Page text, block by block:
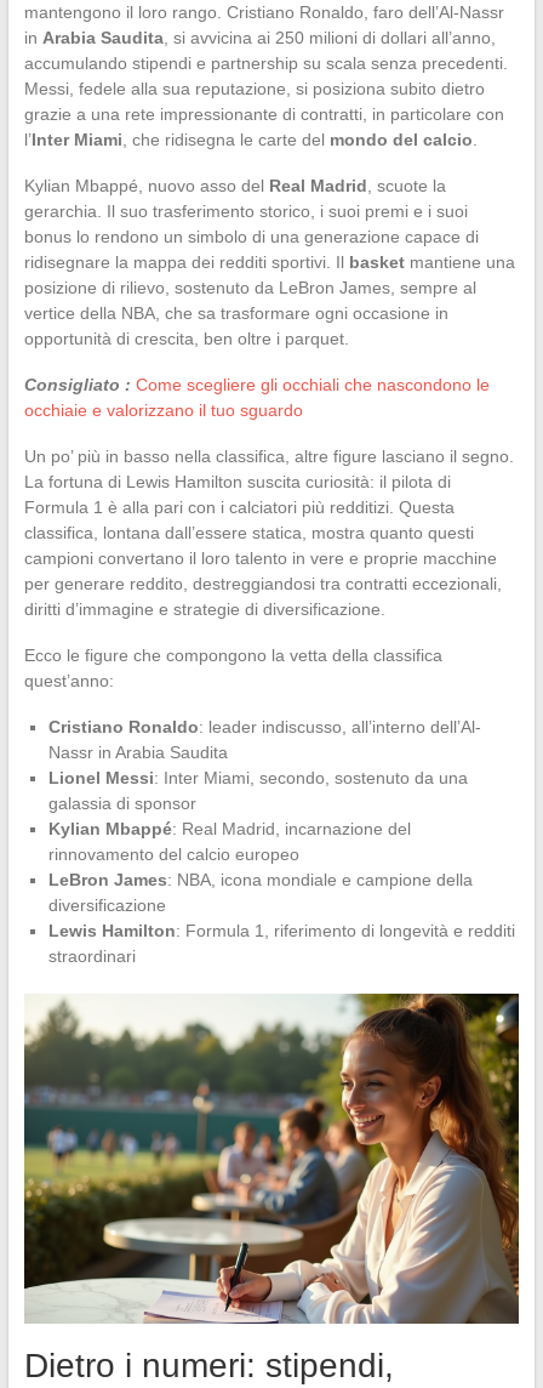
mantengono il loro rango. Cristiano Ronaldo, faro dell’Al-Nassr
in Arabia Saudita, si avvicina ai 250 milioni di dollari all’anno,
accumulando stipendi e partnership su scala senza precedenti.
Messi, fedele alla sua reputazione, si posiziona subito dietro
grazie a una rete impressionante di contratti, in particolare con
l’Inter Miami , che ridisegna le carte del mondo del calcio
Kylian Mbappé, nuovo asso del Real Madrid , scuote la
gerarchia. Il suo trasferimento storico, i suoi premi e i suoi
bonus lo rendono un simbolo di una generazione capace di
ridisegnare la mappa dei redditi sportivi. Il basketmantiene una
posizione di rilievo, sostenuto da LeBron James, sempre al
vertice della NBA, che sa trasformare ogni occasione in
opportunità di crescita, ben oltre i parquet.
Consigliato : Come scegliere gli occhiali che nascondono le
occhiaie e valorizzano il tuo sguardo
Un po’ più in basso nella classifica, altre figure lasciano il segno.
La fortuna di Lewis Hamilton suscita curiosità: il pilota di
Formula 1 è alla pari con i calciatori più redditizi. Questa
classifica, lontana dall’essere statica, mostra quanto questi
campioni convertano il loro talento in vere e proprie macchine
per generare reddito, destreggiandosi tra contratti eccezionali,
diritti d’immagine e strategie di diversificazione.
Ecco le figure che compongono la vetta della classifica
quest’anno:
Cristiano Ronaldo: leader indiscusso, all’interno dell’Al-
Nassr in Arabia Saudita
Lionel Messi: Inter Miami, secondo, sostenuto da una
galassia di sponsor
Kylian Mbappé: Real Madrid, incarnazione del
rinnovamento del calcio europeo
LeBron James: NBA, icona mondiale e campione della
diversificazione
Lewis Hamilton: Formula 1, riferimento di longevità e redditi
straordinari
Dietro i numeri: stipendi,